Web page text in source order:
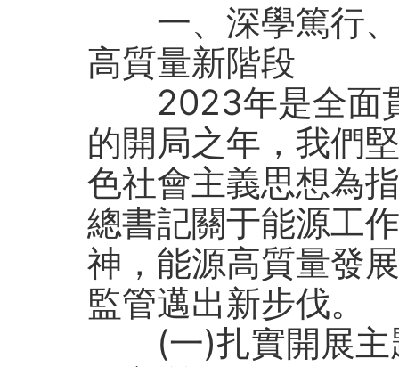
一、深學篤行
高質量新階段
2023年是全面貫
的開局之年，我們
色社會主義思想為
總書記關于能源工
神，能源高質量發
監管邁出新步伐。
(一)扎實開展